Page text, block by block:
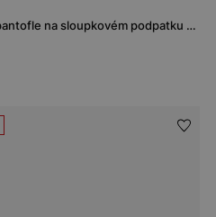
Černé kožené pantofle na sloupkovém podpatku a platformě